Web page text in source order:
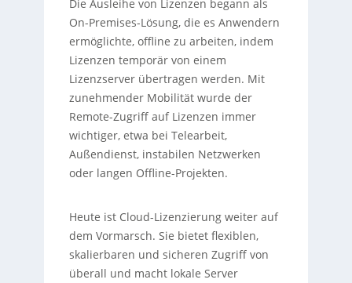
Die Ausleihe von Lizenzen begann als
On-Premises-Lösung, die es Anwendern
ermöglichte, offline zu arbeiten, indem
Lizenzen temporär von einem
Lizenzserver übertragen werden. Mit
zunehmender Mobilität wurde der
Remote-Zugriff auf Lizenzen immer
wichtiger, etwa bei Telearbeit,
Außendienst, instabilen Netzwerken
oder langen Offline-Projekten.
Heute ist Cloud-Lizenzierung weiter auf
dem Vormarsch. Sie bietet flexiblen,
skalierbaren und sicheren Zugriff von
überall und macht lokale Server